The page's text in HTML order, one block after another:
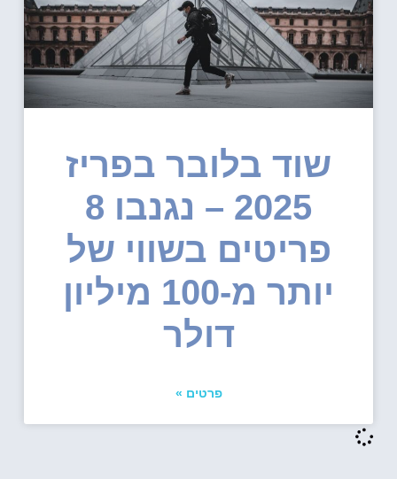
שוד בלובר בפריז
2025 – נגנבו 8
פריטים בשווי של
יותר מ-100 מיליון
דולר
פרטים »